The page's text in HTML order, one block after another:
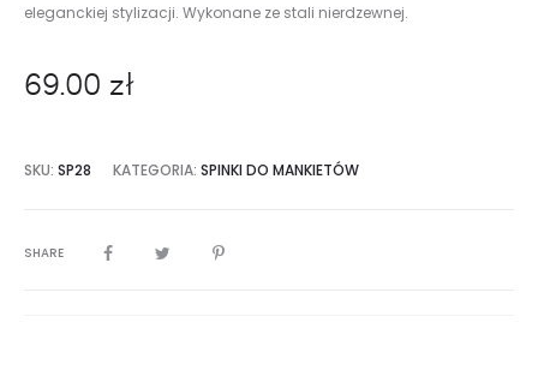
eleganckiej stylizacji. Wykonane ze stali nierdzewnej.
69.00 zł
SKU: SP28 KATEGORIA: SPINKI DO MANKIETÓW
SHARE